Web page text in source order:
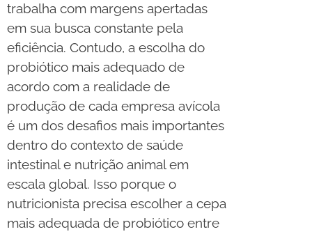
trabalha com margens apertadas
em sua busca constante pela
eficiência. Contudo, a escolha do
probiótico mais adequado de
acordo com a realidade de
produção de cada empresa avícola
é um dos desafios mais importantes
dentro do contexto de saúde
intestinal e nutrição animal em
escala global. Isso porque o
nutricionista precisa escolher a cepa
mais adequada de probiótico entre